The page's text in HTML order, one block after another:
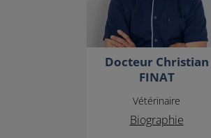
Docteur Christian
FINAT
Vétérinaire
Biographie